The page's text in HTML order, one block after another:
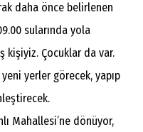
daha önce belirlenen
sularında yola
kişiyiz. Çocuklar da var.
yerler görecek, yapıp
Mahallesi’ne dönüyor,